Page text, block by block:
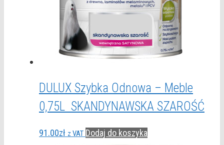
DULUX Szybka Odnowa – Meble
0,75L SKANDYNAWSKA SZAROŚĆ
91.00zł z VAT Dodaj do koszyka